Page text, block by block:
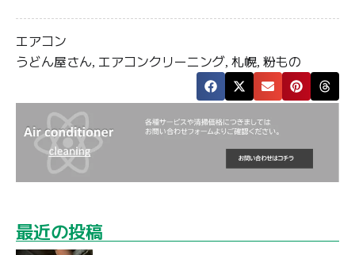
エアコン
うどん屋さん, エアコンクリーニング, 札幌, 粉もの
最近の投稿